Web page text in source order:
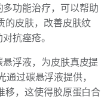
功能治疗，可以帮助
的皮肤，改善皮肤纹
抗痤疮。
浮液，为皮肤真皮提
过碳悬浮液提供，
移，这使得胶原蛋白合